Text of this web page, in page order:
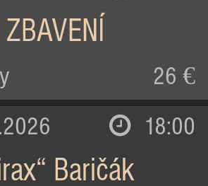
26 €
18:00
Baričák